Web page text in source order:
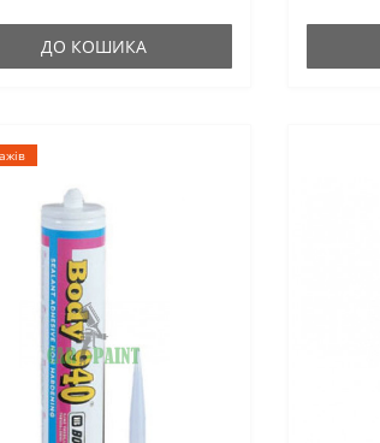
ДО КОШИКА